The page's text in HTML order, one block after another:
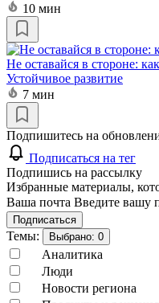
10 мин
Не оставайся в стороне:
Устойчивое развитие
7 мин
Подпишитесь на
Подписаться на тег
Подпишись на рассылку
Избранные материалы,
Ваша почта Введите вашу
Подписаться
Темы: Выбрано: 0
Аналитика
Люди
Новости региона